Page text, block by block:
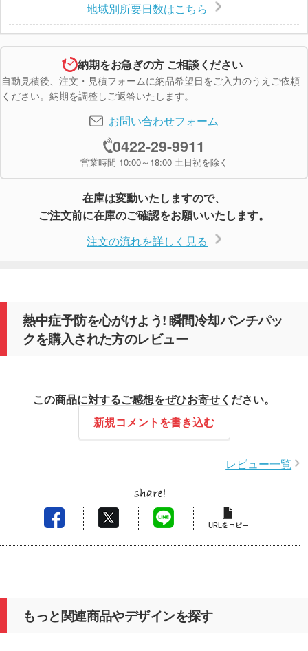
地域別所要日数はこちら
納期をお急ぎの方 ご相談ください
自動見積後、注文・見積フォームに納品希望日をご入力のうえご依頼
ください。納期を調整しご返答いたします。
お問い合わせフォーム
0422-29-9911
営業時間 10:00～18:00 土日祝を除く
在庫は変動いたしますので、
ご注文前に在庫のご確認をお願いいたします。
注文の流れを詳しく見る
熱中症予防を心がけよう! 瞬間冷却パンチパッ
クを購入された方のレビュー
この商品に対するご感想をぜひお寄せください。
新規コメントを書き込む
レビュー一覧
もっと関連商品やデザインを探す